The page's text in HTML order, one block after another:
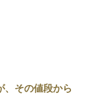
、その値段から